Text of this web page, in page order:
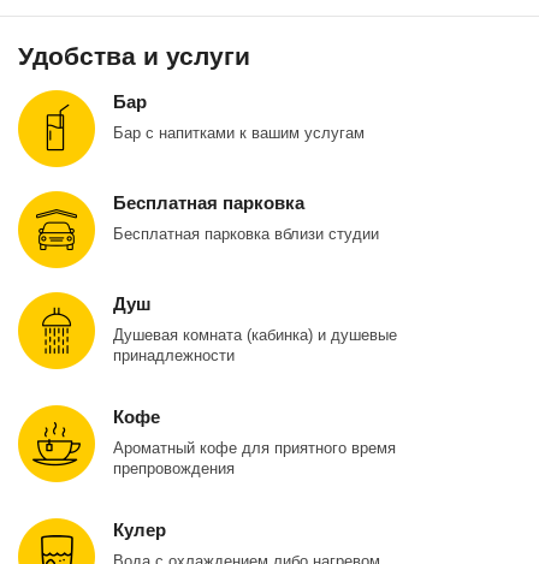
Удобства и услуги
Бар
Бар с напитками к вашим услугам
Бесплатная парковка
Бесплатная парковка вблизи студии
Душ
Душевая комната (кабинка) и душевые
принадлежности
Кофе
Ароматный кофе для приятного время
препровождения
Кулер